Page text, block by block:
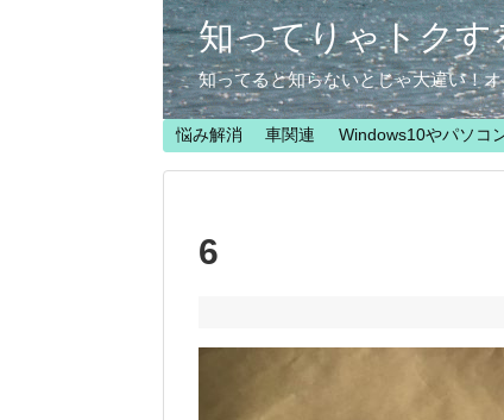
知ってりゃトクす
知ってると知らないとじゃ大違い！
悩み解消 車関連 Windows10やパソコ
6